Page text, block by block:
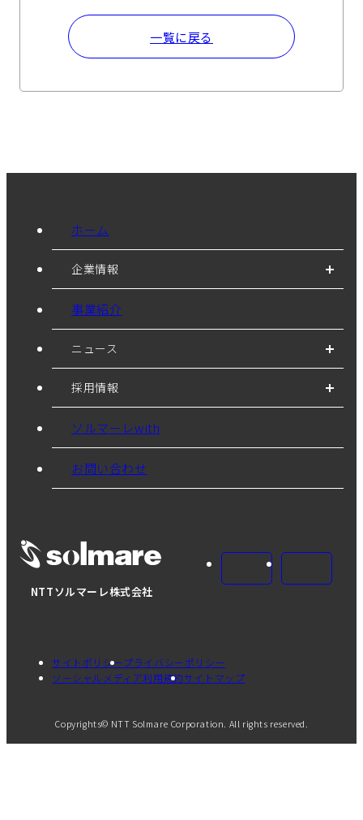
一覧に戻る
NTTソルマーレ株式会社
ホーム
企業情報
事業紹介
ニュース
採用情報
ソルマーレwith
お問い合わせ
サイトポリシープライバシーポリシー
ソーシャルメディア利用規約サイトマップ
Copyrights© NTT Solmare Corporation. All rights reserved.